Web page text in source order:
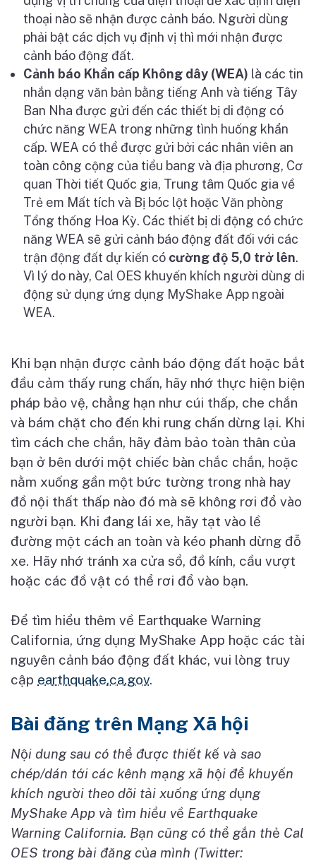
thoại nào sẽ nhận được cảnh báo. Người dùng
phải bật các dịch vụ định vị thì mới nhận được
cảnh báo động đất.
Cảnh báo Khẩn cấp Không dây (WEA) là các tin
nhắn dạng văn bản bằng tiếng Anh và tiếng Tây
Ban Nha được gửi đến các thiết bị di động có
chức năng WEA trong những tình huống khẩn
cấp. WEA có thểđược gửi bởi các nhân viên an
toàn công cộng của tiểu bang và địa phương, Cơ
quan Thời tiết Quốc gia, Trung tâm Quốc gia về
Trẻ em Mất tích và Bị bóc lột hoặc Văn phòng
Tổng thống Hoa Kỳ. Các thiết bị di động có chức
năng WEA sẽ gửi cảnh báo động đất đối với các
trận động đất dự kiến có cường độ 5,0 trở lên.
Vì lý do này, Cal OES khuyến khích người dùng di
động sử dụng ứng dụng MyShake App ngoài
WEA.
Khi bạn nhận được cảnh báo động đất hoặc bắt
đầu cảm thấy rung chấn, hãy nhớ thực hiện biện
pháp bảo vệ, chẳng hạn như cúi thấp, che chắn
và bám chặt cho đến khi rung chấn dừng lại. Khi
tìm cách che chắn, hãy đảm bảo toàn thân của
bạn ở bên dưới một chiếc bàn chắc chắn, hoặc
nằm xuống gần một bức tường trong nhà hay
đồ nội thất thấp nào đó mà sẽ không rơi đổ vào
người bạn. Khi đang lái xe, hãy tạt vào lề
đường một cách an toàn và kéo phanh dừng đỗ
xe. Hãy nhớ tránh xa cửa sổ, đồ kính, cầu vượt
hoặc các đồ vật có thể rơi đổ vào bạn.
Để tìm hiểu thêm về Earthquake Warning
California, ứng dụng MyShake App hoặc các tài
nguyên cảnh báo động đất khác, vui lòng truy
cập earthquake.ca.gov.
Bài đăng trên Mạng Xã hội
Nội dung sau có thể được thiết kế và sao
chép/dán tới các kênh mạng xã hội để khuyến
khích người theo dõi tải xuống ứng dụng
MyShake App và tìm hiểu về Earthquake
Warning California. Bạn cũng có thể gắn thẻ Cal
OES trong bài đăng của mình (Twitter: